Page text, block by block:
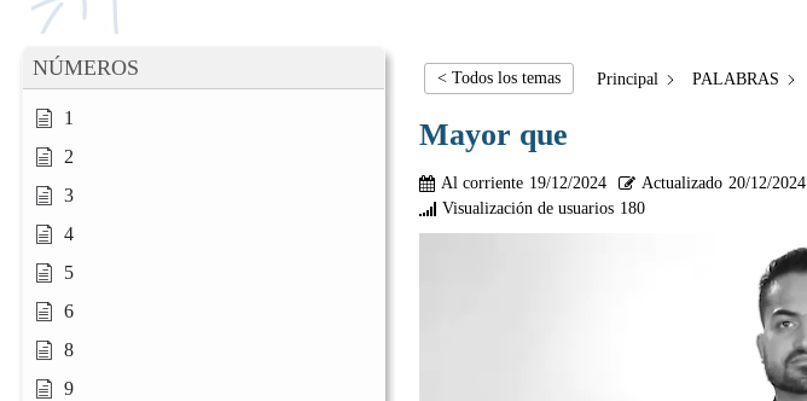
NÚMEROS
1
2
3
4
5
6
8
9
< Todos los temas Principal PALABRAS
Mayor que
Al corriente 19/12/2024 Actualizado 20/12/2024
Visualización de usuarios 180